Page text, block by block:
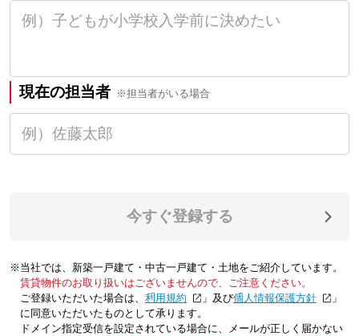
現在の担当者 ※担当者がいる場合
今すぐ登録する
※当社では、新築一戸建て・中古一戸建て・土地をご紹介しています。
賃貸物件のお取り扱いはございませんので、ご注意ください。
ご登録いただいた場合は、「利用規約 」及び「個人情報保護方針
」
に同意いただいたものとして承ります。
ドメイン指定受信を設定されている場合に、メールが正しく届かない